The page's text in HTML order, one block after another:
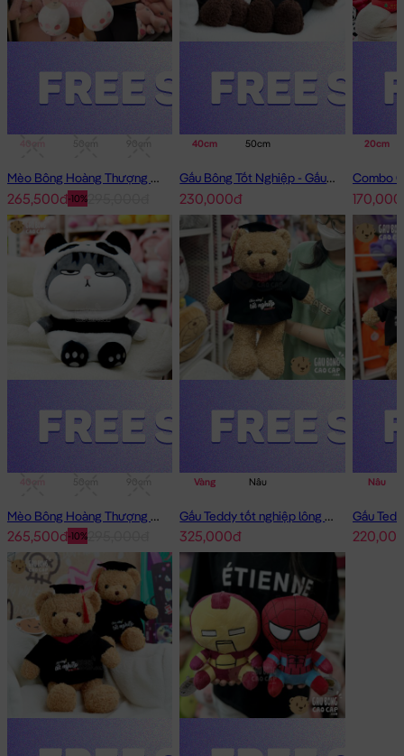
1m
Mèo Bông Hoàng Thượng Cosplay Thỏ Hồng
-10%
265,500đ
40cm 50cm
Gấu Bông Tốt Nghiệp - Gấu Teddy tốt nghiệp lông xù màu Nâu
230,000đ
20cm
1m
Mèo Bông Hoàng Thượng Cosplay Panda
-10%
265,500đ
Vàng Nâu
Gấu Teddy tốt nghiệp lông xù 50cm
325,000đ
Nâu